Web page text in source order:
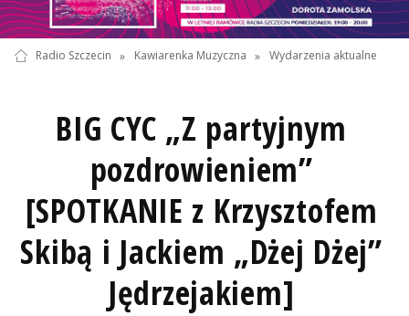
Radio Szczecin » Kawiarenka Muzyczna » Wydarzenia aktualne
BIG CYC „Z partyjnym
pozdrowieniem”
[SPOTKANIE z Krzysztofem
Skibą i Jackiem „Dżej Dżej”
Jędrzejakiem]